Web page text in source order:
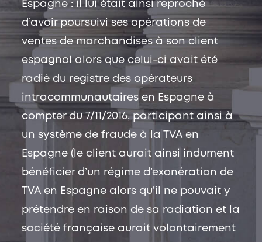
Espagne : il lui était ainsi reproché
d’avoir poursuivi ses opérations de
ventes de marchandises à son client
espagnol alors que celui-ci avait été
radié du registre des opérateurs
intracommunautaires en Espagne à
compter du 7/11/2016, participant ainsi à
un système de fraude à la TVA en
Espagne (le client aurait ainsi indument
bénéficier d’un régime d’exonération de
TVA en Espagne alors qu’il ne pouvait y
prétendre en raison de sa radiation et la
société française aurait volontairement